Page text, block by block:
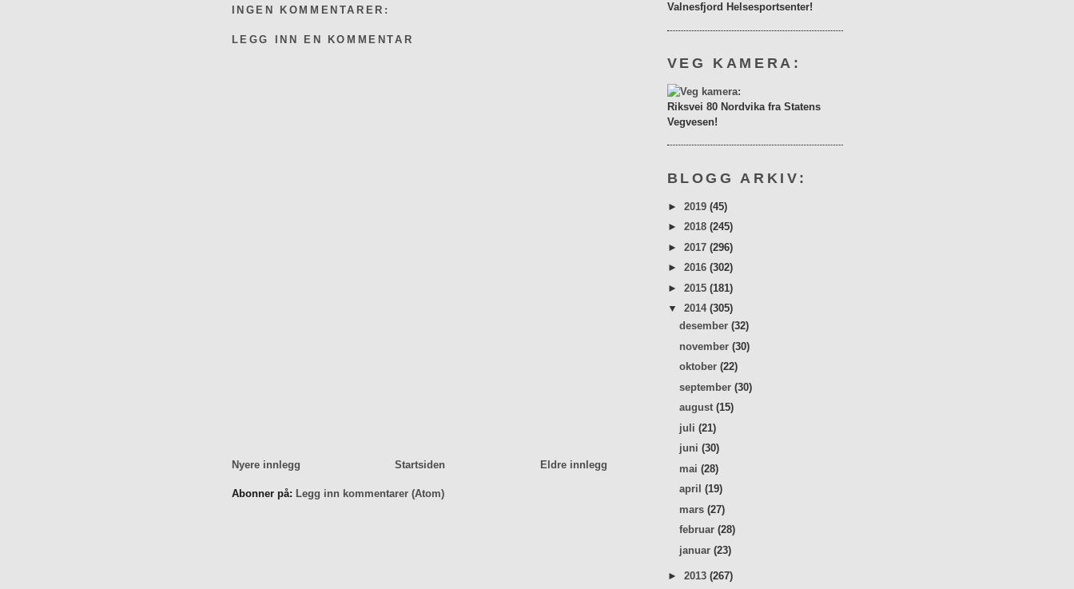
INGEN KOMMENTARER:
LEGG INN EN KOMMENTAR
Nyere innlegg Eldre innlegg
Startsiden
Abonner på: Legg inn kommentarer (Atom)
Valnesfjord Helsesportsenter!
VEG KAMERA:
Riksvei 80 Nordvika fra Statens
Vegvesen!
BLOGG ARKIV:
► 2019 (45)
► 2018 (245)
► 2017 (296)
► 2016 (302)
► 2015 (181)
▼ 2014 (305)
desember(32)
november(30)
oktober(22)
september(30)
august(15)
juli(21)
juni(30)
mai(28)
april(19)
mars(27)
februar(28)
januar(23)
► 2013 (267)